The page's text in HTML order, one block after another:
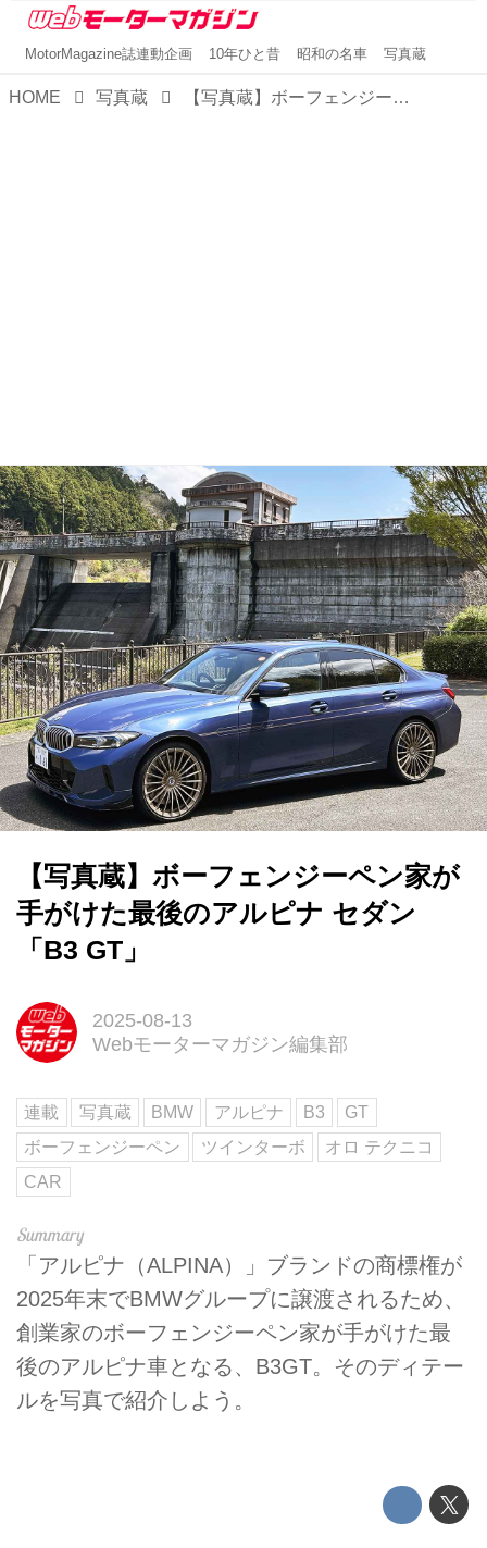
MotorMagazine誌連動企画 10年ひと昔 昭和の名車 写真蔵
HOME 写真蔵 【写真蔵】ボーフェンジーペン家が手がけた最後のアルピナ セダン「B3 GT」
【写真蔵】ボーフェンジーペン家が
手がけた最後のアルピナ セダン
「B3 GT」
2025-08-13
Webモーターマガジン編集部
連載 写真蔵 BMW アルピナ B3
GT
ボーフェンジーペン
ツインターボ
オロ テクニコ
CAR
「アルピナ（ALPINA）」ブランドの商標権が
2025年末でBMWグループに譲渡されるため、
創業家のボーフェンジーペン家が手がけた最
後のアルピナ車となる、B3GT。そのディテー
ルを写真で紹介しよう。